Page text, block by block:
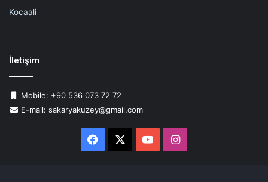
Kocaali
İletişim
Mobile: +90 536 073 72 72
E-mail: sakaryakuzey@gmail.com
Facebook YouTubeInstagram